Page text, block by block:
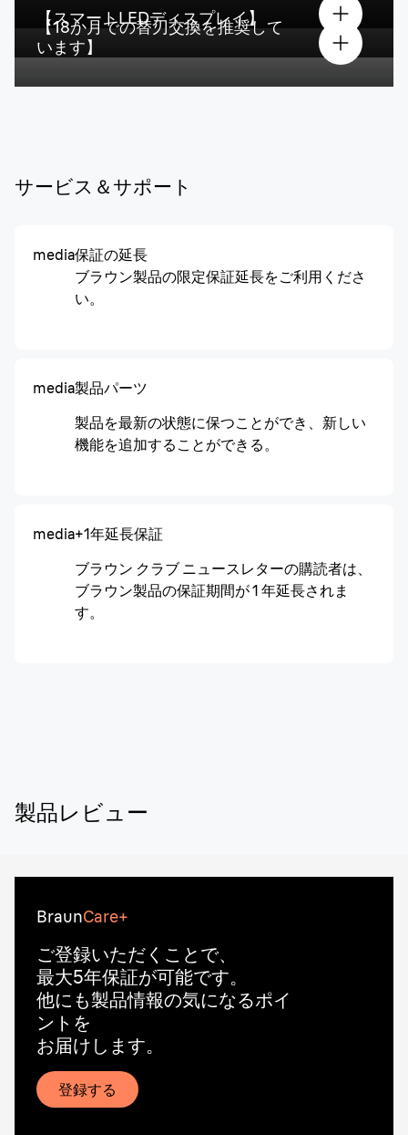
【スマートLEDディスプレイ】
【18か月での替刃交換を推奨して
います】
サービス＆サポート
media保証の延長
ブラウン製品の限定保証延長をご利用くださ
い。
media製品パーツ
製品を最新の状態に保つことができ、新しい
機能を追加することができる。
media+1年延長保証
ブラウン クラブ ニュースレターの購読者は、
ブラウン製品の保証期間が 1 年延長されま
す。
製品レビュー
BraunCare+
ご登録いただくことで、
最大5年保証が可能です。
他にも製品情報の気になるポイ
ントを
お届けします。
登録する